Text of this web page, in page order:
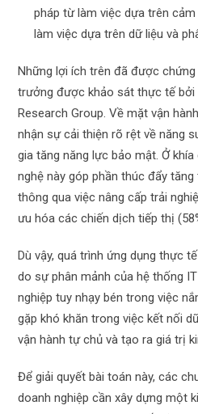
pháp từ làm việc dựa trên
làm việc dựa trên dữ liệu và
Những lợi ích trên đã được
trưởng được khảo sát thực tế bởi
Research Group. Về mặt vận
nhận sự cải thiện rõ rệt về năng
gia tăng năng lực bảo mật. Ở
nghệ này góp phần thúc đẩy
thông qua việc nâng cấp trải
ưu hóa các chiến dịch tiếp thị
Dù vậy, quá trình ứng dụng thực
do sự phân mảnh của hệ thống
nghiệp tuy nhạy bén trong việc
gặp khó khăn trong việc kết nối
vận hành tự chủ và tạo ra giá trị
Để giải quyết bài toán này, các
doanh nghiệp cần xây dựng một